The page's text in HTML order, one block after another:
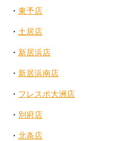
・ 東予店
・ 土居店
・ 新居浜店
・ 新居浜南店
・ フレスポ大洲店
・ 別府店
・ 北条店